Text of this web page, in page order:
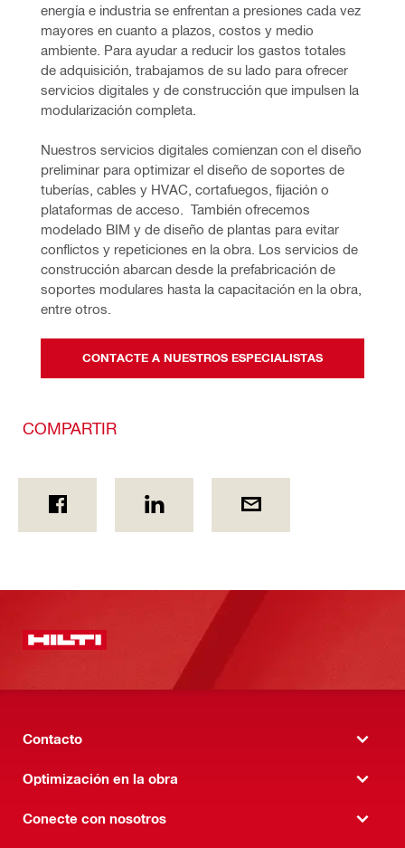
energía e industria se enfrentan a presiones cada vez
mayores en cuanto a plazos, costos y medio
ambiente. Para ayudar a reducir los gastos totales
de adquisición, trabajamos de su lado para ofrecer
servicios digitales y de construcción que impulsen la
modularización completa.
Nuestros servicios digitales comienzan con el diseño
preliminar para optimizar el diseño de soportes de
tuberías, cables y HVAC, cortafuegos, fijación o
plataformas de acceso. También ofrecemos
modelado BIM y de diseño de plantas para evitar
conflictos y repeticiones en la obra. Los servicios de
construcción abarcan desde la prefabricación de
soportes modulares hasta la capacitación en la obra,
entre otros.
CONTACTE A NUESTROS ESPECIALISTAS
COMPARTIR
Contacto
Optimización en la obra
Conecte con nosotros